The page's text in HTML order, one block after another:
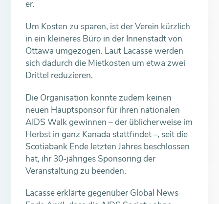
er.
Um Kosten zu sparen, ist der Verein kürzlich
in ein kleineres Büro in der Innenstadt von
Ottawa umgezogen. Laut Lacasse werden
sich dadurch die Mietkosten um etwa zwei
Drittel reduzieren.
Die Organisation konnte zudem keinen
neuen Hauptsponsor für ihren nationalen
AIDS Walk gewinnen – der üblicherweise im
Herbst in ganz Kanada stattfindet –, seit die
Scotiabank Ende letzten Jahres beschlossen
hat, ihr 30-jähriges Sponsoring der
Veranstaltung zu beenden.
Lacasse erklärte gegenüber Global News